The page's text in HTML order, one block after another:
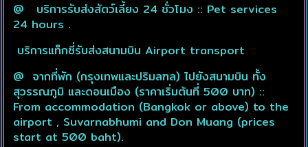
@ บริการรับส่งสัตว์เลี้ยง 24 ชั่วโมง :: Pet services
24 hours .
บริการแท็กซี่รับส่งสนามบิน Airport transport
@ จากที่พัก (กรุงเทพและปริมลฑล) ไปยังสนามบิน ทั้ง
สุวรรณภูมิ และดอนเมือง (ราคาเริ่มต้นที่ 500 บาท) ::
From accommodation (Bangkok or above) to the
airport , Suvarnabhumi and Don Muang (prices
start at 500 baht).